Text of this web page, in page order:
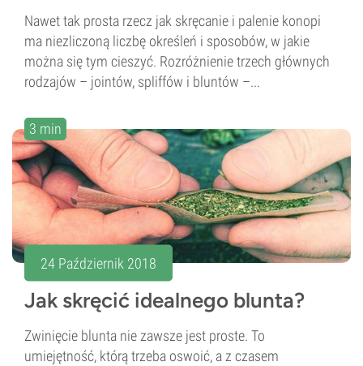
Nawet tak prosta rzecz jak skręcanie i palenie konopi
ma niezliczoną liczbę określeń i sposobów, w jakie
można się tym cieszyć. Rozróżnienie trzech głównych
rodzajów – jointów, spliffów i bluntów –...
3 min
24 Październik 2018
Jak skręcić idealnego blunta?
Zwinięcie blunta nie zawsze jest proste. To
umiejętność, którą trzeba oswoić, a z czasem